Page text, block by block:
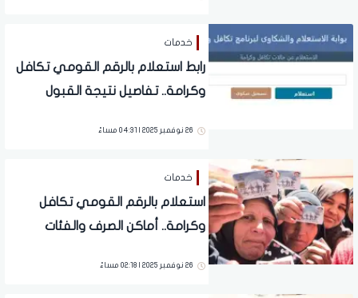
خدمات
رابط استعلام بالرقم القومي تكافل
وكرامة.. تفاصيل نتيجة القبول
26 نوفمبر 2025 | 04:31 مساءً
خدمات
استعلام بالرقم القومي تكافل
وكرامة.. أماكن الصرف والفئات
26 نوفمبر 2025 | 02:18 مساءً